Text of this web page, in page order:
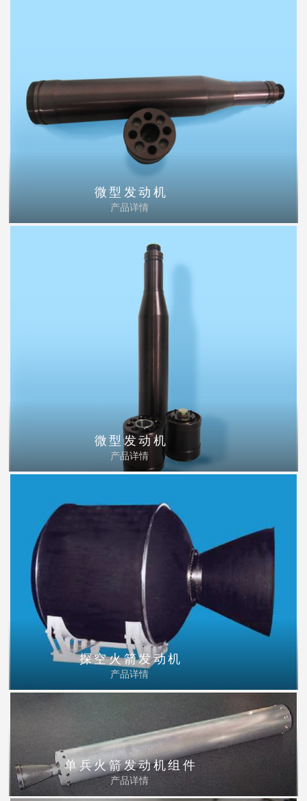
微型发动机
产品详情
微型发动机
产品详情
探空火箭发动机
产品详情
单兵火箭发动机组件
产品详情